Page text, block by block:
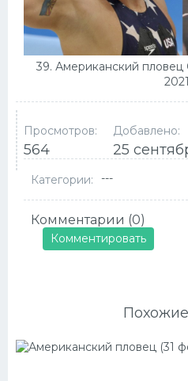
39. Американский
2021
Просмотров:
564
Добавлено:
25
Категории: ---
Комментарии (0)
Комментировать